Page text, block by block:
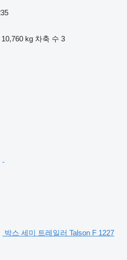
10,760 kg 차축 수 3
박스 세미 트레일러 Talson F 1227